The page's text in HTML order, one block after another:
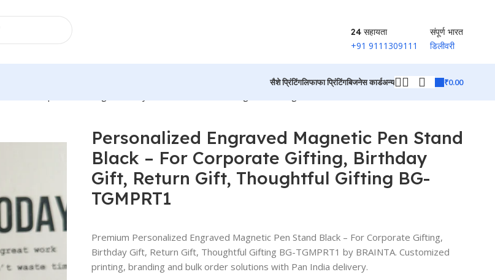
24 सहायता
+91 9111309111
संपूर्ण भारत
डिलीवरी
सैशे प्रिंटिंगलिफाफा प्रिंटिंगबिजनेस कार्डअन्य ₹0.00
Personalized Engraved Magnetic Pen Stand
Black – For Corporate Gifting, Birthday
Gift, Return Gift, Thoughtful Gifting BG-
TGMPRT1
Premium Personalized Engraved Magnetic Pen Stand Black – For Corporate Gifting,
Birthday Gift, Return Gift, Thoughtful Gifting BG-TGMPRT1 by BRAINTA. Customized
printing, branding and bulk order solutions with Pan India delivery.